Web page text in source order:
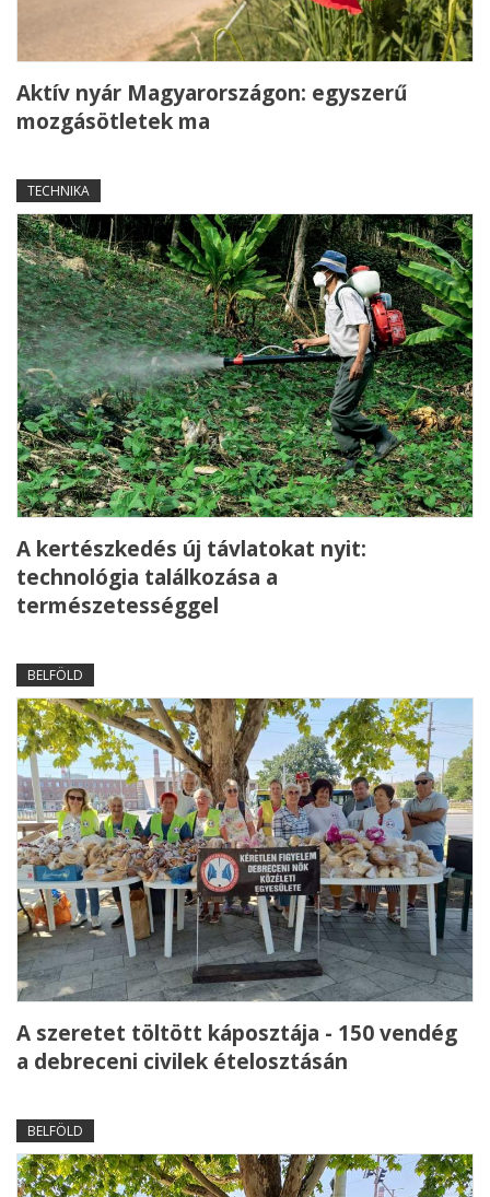
Aktív nyár Magyarországon: egyszerű
mozgásötletek ma
TECHNIKA
A kertészkedés új távlatokat nyit:
technológia találkozása a
természetességgel
BELFÖLD
A szeretet töltött káposztája - 150 vendég
a debreceni civilek ételosztásán
BELFÖLD